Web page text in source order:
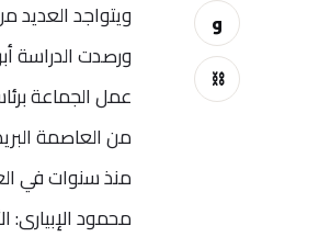
و
⛓
ويتواجد العديد
محمود الإبيارى: